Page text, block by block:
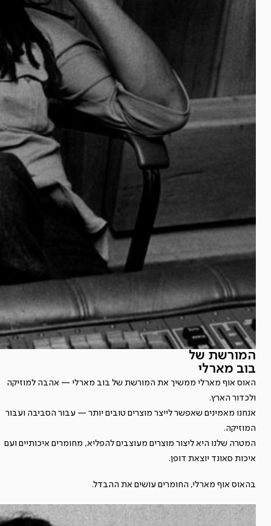
המורשת של
בוב מארלי
האוס אוף מארלי ממשיך את המורשת של בוב מארלי — אהבה למוזיקה
ולכדור הארץ.
אנחנו מאמינים שאפשר לייצר מוצרים טובים יותר — עבור הסביבה ועבור
המוזיקה.
המטרה שלנו היא ליצור מוצרים מעוצבים להפליא, מחומרים איכותיים ועם
איכות סאונד יוצאת דופן.
בהאוס אוף מארלי, החומרים עושים את ההבדל.